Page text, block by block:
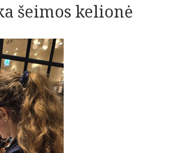
šeimos kelionė